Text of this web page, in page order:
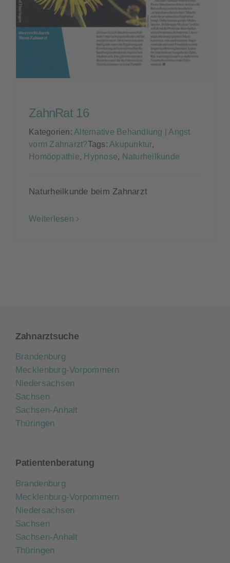
Kontakt
ZahnRat 16
Kategorien: Alternative Behandlung | Angst
vorm Zahnarzt?Tags: Akupunktur,
Homöopathie, Hypnose, Naturheilkunde
Naturheilkunde beim Zahnarzt
Weiterlesen
Zahnarztsuche
Brandenburg
Mecklenburg-Vorpommern
Niedersachsen
Sachsen
Sachsen-Anhalt
Thüringen
Patientenberatung
Brandenburg
Mecklenburg-Vorpommern
Niedersachsen
Sachsen
Sachsen-Anhalt
Thüringen